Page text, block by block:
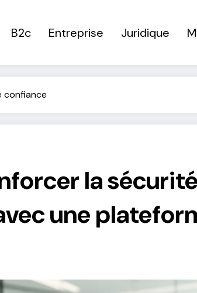
B2c Entreprise Juridique
confiance
la
une